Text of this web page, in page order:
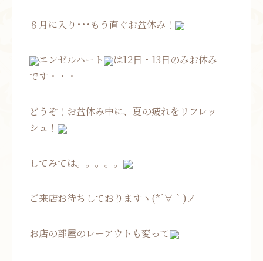
８月に入り･･･もう直ぐお盆休み！
エンゼルハート
は12日・13日のみお休み
です・・・
どうぞ！お盆休み中に、夏の疲れをリフレッ
シュ！
してみては。。。。。
ご来店お待ちしておりますヽ(*´∀｀)ノ
お店の部屋のレーアウトも変って